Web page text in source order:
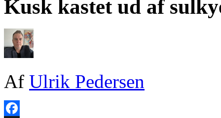
Kusk kastet ud af
Af Ulrik Pedersen